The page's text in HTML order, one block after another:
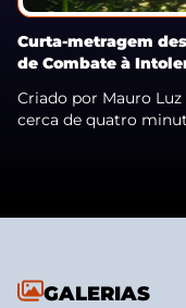
Curta-metragem
de Combate à
Criado por Mauro
cerca de quatro
GALERIAS